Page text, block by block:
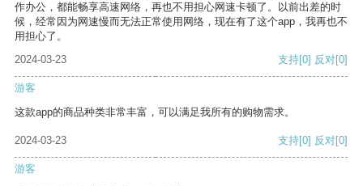
作办公，都能畅享高速网络，再也不用担心网速卡顿了。以前出差的时
候，经常因为网速慢而无法正常使用网络，现在有了这个app，我再也不
用担心了。
2024-03-23
支持[0] 反对[0]
游客
这款app的商品种类非常丰富，可以满足我所有的购物需求。
2024-03-23 支持[0] 反对[0]
游客